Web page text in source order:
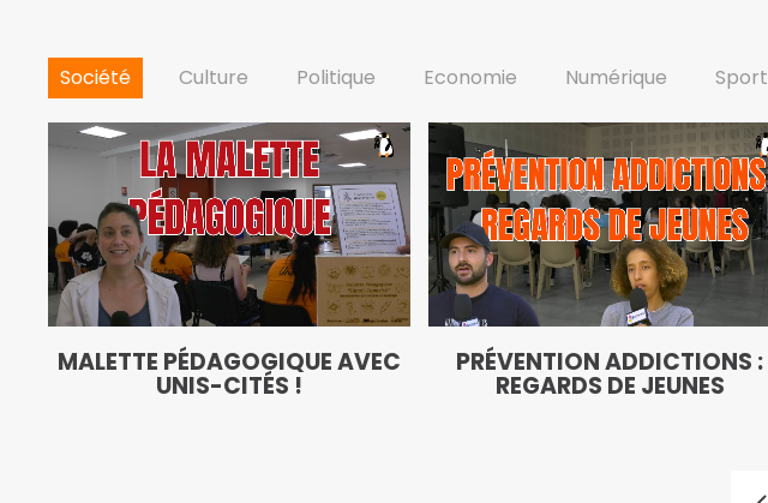
Société Culture Politique Economie Numérique Sport
MALETTE PÉDAGOGIQUE AVEC
UNIS-CITÉS !
PRÉVENTION ADDICTIONS :
REGARDS DE JEUNES